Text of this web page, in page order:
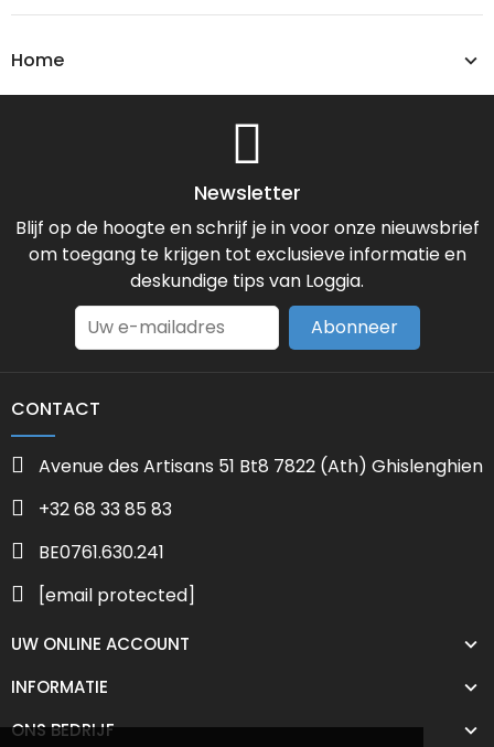
Home
Newsletter
Blijf op de hoogte en schrijf je in voor onze nieuwsbrief
om toegang te krijgen tot exclusieve informatie en
deskundige tips van Loggia.
Abonneer
CONTACT
Avenue des Artisans 51 Bt8 7822 (Ath) Ghislenghien
+32 68 33 85 83
BE0761.630.241
[email protected]
UW ONLINE ACCOUNT
INFORMATIE
ONS BEDRIJF